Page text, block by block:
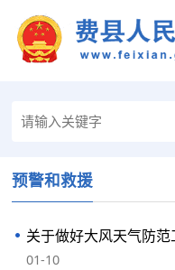
预警和救援
关于做好大风天气防
01-10